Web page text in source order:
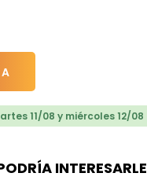
11/08 y miércoles 12/08
INTERESARLE